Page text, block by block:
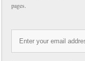
pages.